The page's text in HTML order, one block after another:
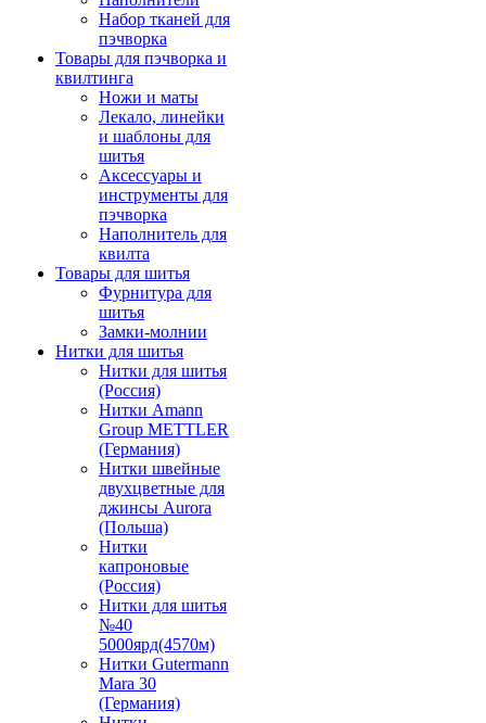
Набор тканей для
пэчворка
Товары для пэчворка и
квилтинга
Ножи и маты
Лекало, линейки
и шаблоны для
шитья
Аксессуары и
инструменты для
пэчворка
Наполнитель для
квилта
Товары для шитья
Фурнитура для
шитья
Замки-молнии
Нитки для шитья
Нитки для шитья
(Россия)
Нитки Amann
Group METTLER
(Германия)
Нитки швейные
двухцветные для
джинсы Aurora
(Польша)
Нитки
капроновые
(Россия)
Нитки для шитья
№40
5000ярд(4570м)
Нитки Gutermann
Mara 30
(Германия)